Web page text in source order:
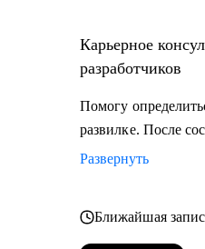
Карьерное
разработчиков
Помогу
развилке. После
Развернуть
Ближайшая